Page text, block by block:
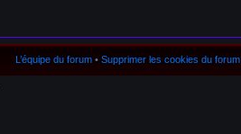
L’équipe du forum •Supprimer les cookies du forum